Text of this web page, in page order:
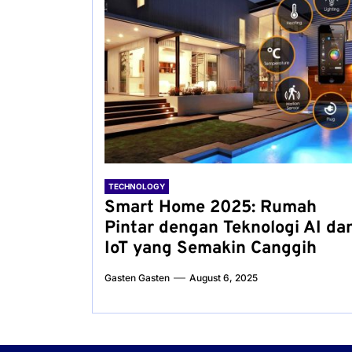
TECHNOLOGY
Smart Home 2025: Rumah
Pintar dengan Teknologi AI
IoT yang Semakin Canggih
Gasten Gasten August 6, 2025